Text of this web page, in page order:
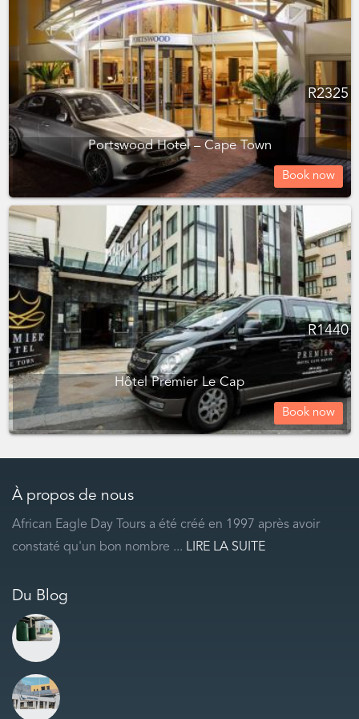
R2325
Portswood Hotel – Cape Town
Book now
R1440
Hôtel Premier Le Cap
Book now
À propos de nous
African Eagle Day Tours a été créé en 1997 après avoir
constaté qu'un bon nombre ... LIRE LA SUITE
Du Blog